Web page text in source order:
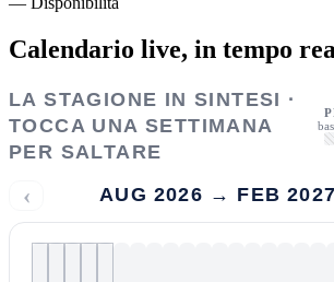
Calendario live, in tempo
LA STAGIONE IN SINTESI ·
TOCCA UNA SETTIMANA
PER SALTARE
‹ AUG 2026 → FEB 2027